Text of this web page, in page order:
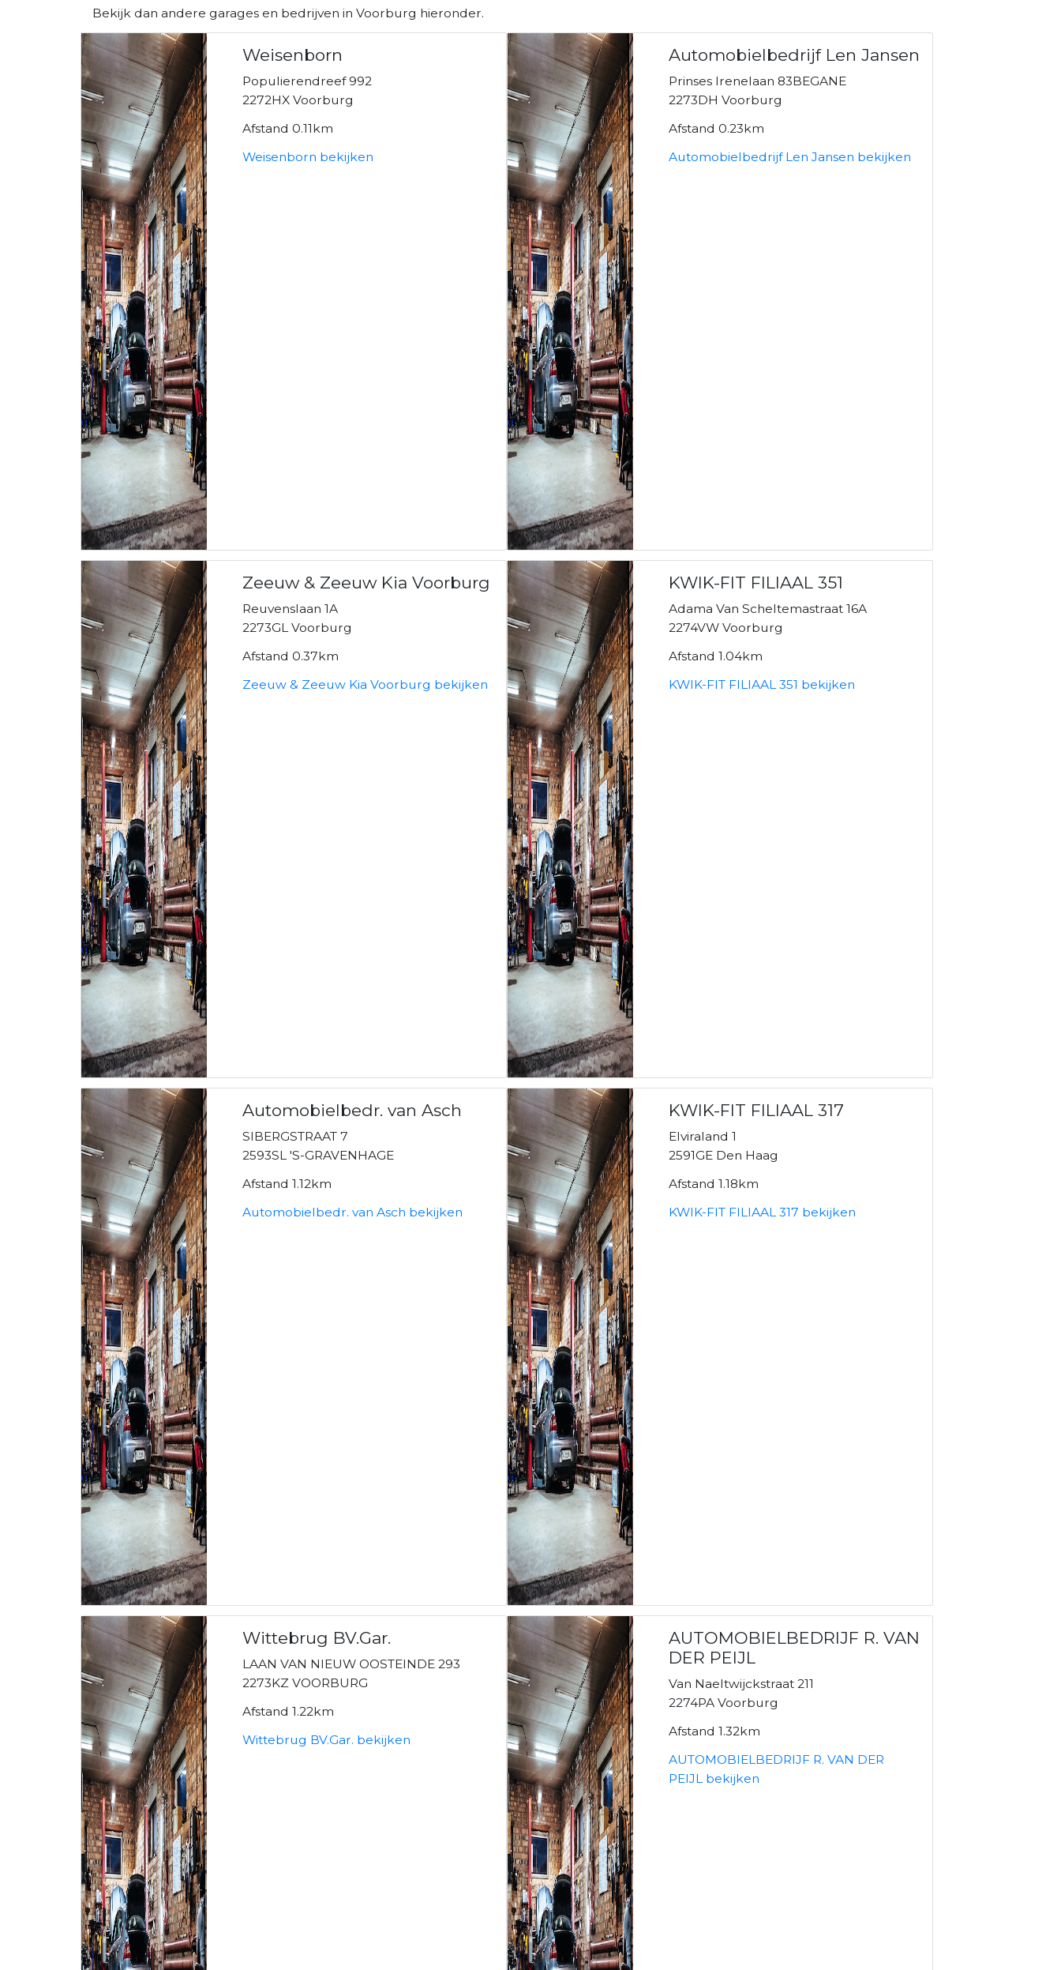
Bekijk dan andere garages en bedrijven in Voorburg hieronder.
Weisenborn
Populierendreef 992
2272HX Voorburg
Afstand 0.11km
Weisenborn bekijken
Automobielbedrijf Len Jansen
Prinses Irenelaan 83BEGANE
2273DH Voorburg
Afstand 0.23km
Automobielbedrijf Len Jansen bekijken
Zeeuw & Zeeuw Kia Voorburg
Reuvenslaan 1A
2273GL Voorburg
Afstand 0.37km
Zeeuw & Zeeuw Kia Voorburg bekijken
KWIK-FIT FILIAAL 351
Adama Van Scheltemastraat 16A
2274VW Voorburg
Afstand 1.04km
KWIK-FIT FILIAAL 351 bekijken
Automobielbedr. van Asch
SIBERGSTRAAT 7
2593SL 'S-GRAVENHAGE
Afstand 1.12km
Automobielbedr. van Asch bekijken
KWIK-FIT FILIAAL 317
Elviraland 1
2591GE Den Haag
Afstand 1.18km
KWIK-FIT FILIAAL 317 bekijken
Wittebrug BV.Gar.
LAAN VAN NIEUW OOSTEINDE 293
2273KZ VOORBURG
Afstand 1.22km
Wittebrug BV.Gar. bekijken
AUTOMOBIELBEDRIJF R. VAN
DER PEIJL
Van Naeltwijckstraat 211
2274PA Voorburg
Afstand 1.32km
AUTOMOBIELBEDRIJF R. VAN DER
PEIJL bekijken